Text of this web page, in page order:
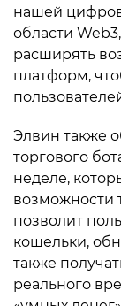
нашей
области
расширять
платформ,
Элвин также
торгового
неделе,
возможности
позволит
кошельки,
также
реального